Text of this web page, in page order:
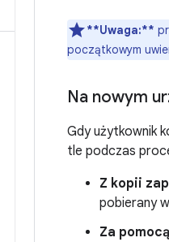
**Uwaga:**
początkowym
Na nowym
Gdy użytkownik
tle podczas
Z kopii
pobierany
Za